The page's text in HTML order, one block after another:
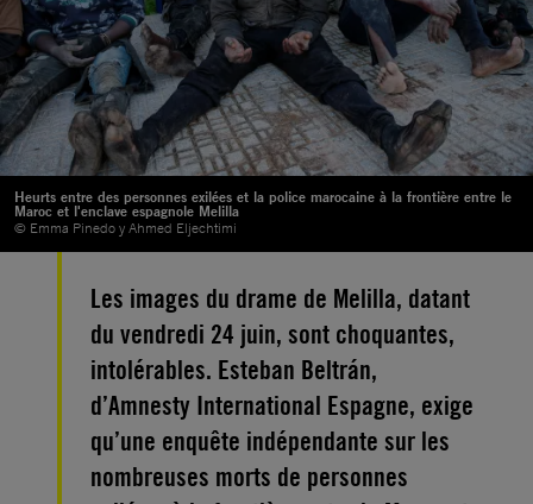
Heurts entre des personnes exilées et la police marocaine à la frontière entre le
Maroc et l'enclave espagnole Melilla
© Emma Pinedo y Ahmed Eljechtimi
Les images du drame de Melilla, datant
du vendredi 24 juin, sont choquantes,
intolérables. Esteban Beltrán,
d’Amnesty International Espagne, exige
qu’une enquête indépendante sur les
nombreuses morts de personnes